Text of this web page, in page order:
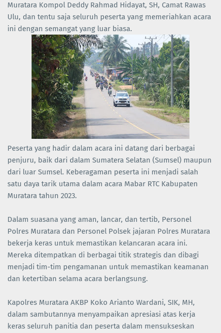
Muratara Kompol Deddy Rahmad Hidayat, SH, Camat Rawas
Ulu, dan tentu saja seluruh peserta yang memeriahkan acara
ini dengan semangat yang luar biasa.
Peserta yang hadir dalam acara ini datang dari berbagai
penjuru, baik dari dalam Sumatera Selatan (Sumsel) maupun
dari luar Sumsel. Keberagaman peserta ini menjadi salah
satu daya tarik utama dalam acara Mabar RTC Kabupaten
Muratara tahun 2023.
Dalam suasana yang aman, lancar, dan tertib, Personel
Polres Muratara dan Personel Polsek jajaran Polres Muratara
bekerja keras untuk memastikan kelancaran acara ini.
Mereka ditempatkan di berbagai titik strategis dan dibagi
menjadi tim-tim pengamanan untuk memastikan keamanan
dan ketertiban selama acara berlangsung.
Kapolres Muratara AKBP Koko Arianto Wardani, SIK, MH,
dalam sambutannya menyampaikan apresiasi atas kerja
keras seluruh panitia dan peserta dalam mensukseskan